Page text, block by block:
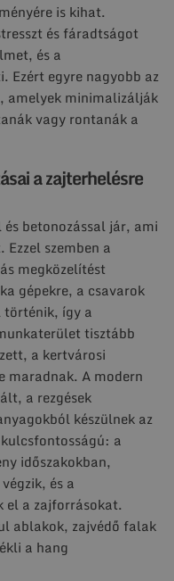
is kihat.
és fáradtságot
és a
Ezért egyre nagyobb az
amelyek minimalizálják
vagy rontanák a
a zajterhelésre
betonozással jár, ami
szemben a
megközelítést
gépekre, a csavarok
történik, így a
tisztább
a kertvárosi
maradnak. A modern
a rezgések
készülnek az
a
időszakokban,
és a
el a zajforrásokat.
ablakok, zajvédő falak
a hang